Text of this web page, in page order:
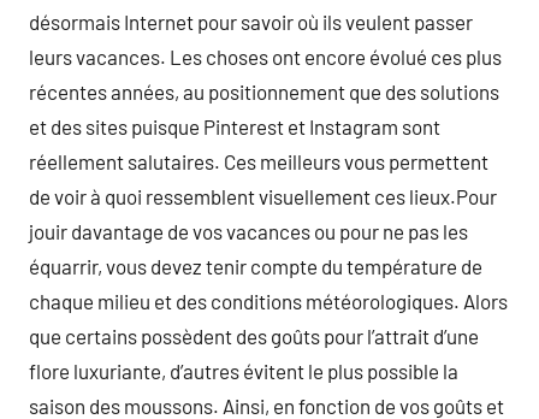
désormais Internet pour savoir où ils veulent passer
leurs vacances. Les choses ont encore évolué ces plus
récentes années, au positionnement que des solutions
et des sites puisque Pinterest et Instagram sont
réellement salutaires. Ces meilleurs vous permettent
de voir à quoi ressemblent visuellement ces lieux.Pour
jouir davantage de vos vacances ou pour ne pas les
équarrir, vous devez tenir compte du température de
chaque milieu et des conditions météorologiques. Alors
que certains possèdent des goûts pour l’attrait d’une
flore luxuriante, d’autres évitent le plus possible la
saison des moussons. Ainsi, en fonction de vos goûts et